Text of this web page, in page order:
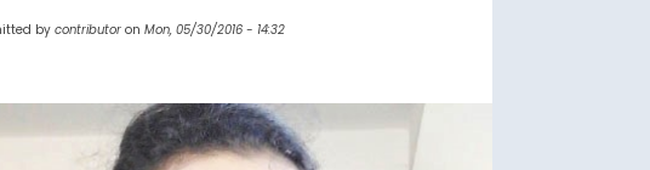
by contributor on Mon, 05/30/2016 - 14:32